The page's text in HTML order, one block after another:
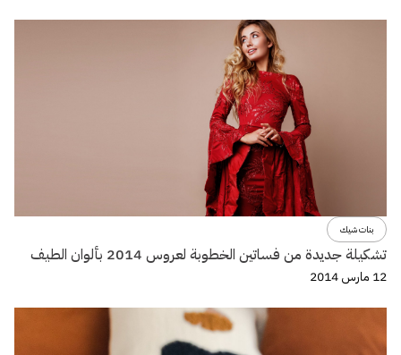
بنات شيك
تشكيلة جديدة من فساتين الخطوبة لعروس 2014 بألوان الطيف
12 مارس 2014